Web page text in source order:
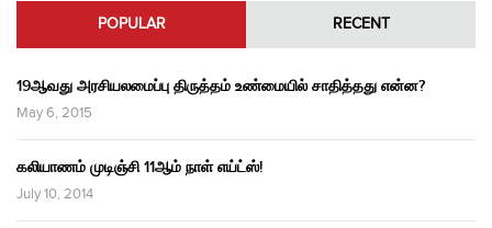
POPULAR RECENT
19ஆவது அரசியலமைப்பு திருத்தம் உண்மையில் சாதித்தது என்ன?
May 6, 2015
கலியாணம் முடிஞ்சி 11ஆம் நாள் எய்ட்ஸ்!
July 10, 2014